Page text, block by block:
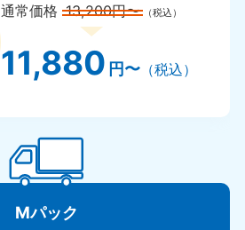
通常価格13,200円〜 （税込）
11,880 円〜（税込）
Mパック